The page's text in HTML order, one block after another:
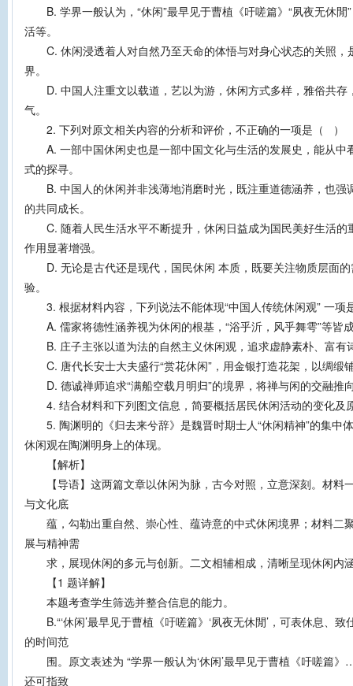
B. 学界一般认为，“休闲”最早见于曹植《吁嗟篇》“夙夜无休閒
活等。
C. 休闲浸透着人对自然乃至天命的体悟与对身心状态的关照，
界。
D. 中国人注重文以载道，艺以为游，休闲方式多样，雅俗共存
气。
2. 下列对原文相关内容的分析和评价，不正确的一项是（ ）
A. 一部中国休闲史也是一部中国文化与生活的发展史，能从中
式的探寻。
B. 中国人的休闲并非浅薄地消磨时光，既注重道德涵养，也强
的共同成长。
C. 随着人民生活水平不断提升，休闲日益成为国民美好生活的
作用显著增强。
D. 无论是古代还是现代，国民休闲 本质，既要关注物质层面的
验。
3. 根据材料内容，下列说法不能体现“中国人传统休闲观” 一
A. 儒家将德性涵养视为休闲的根基，“浴乎沂，风乎舞雩”等皆
B. 庄子主张以道为法的自然主义休闲观，追求虚静素朴、富有
C. 唐代长安士大夫盛行“赏花休闲”，用金银打造花架，以绸缎
D. 德诚禅师追求“满船空载月明归”的境界，将禅与闲的交融推
4. 结合材料和下列图文信息，简要概括居民休闲活动的变化及
5. 陶渊明的《归去来兮辞》是魏晋时期士人“休闲精神”的集中
休闲观在陶渊明身上的体现。
【解析】
【导语】这两篇文章以休闲为脉，古今对照，立意深刻。材料
与文化底
蕴，勾勒出重自然、崇心性、蕴诗意的中式休闲境界；材料二
展与精神需
求，展现休闲的多元与创新。二文相辅相成，清晰呈现休闲内
【1 题详解】
本题考查学生筛选并整合信息的能力。
B.“‘休闲’最早见于曹植《吁嗟篇》‘夙夜无休閒’，可表休息、致
的时间范
围。原文表述为 “学界一般认为‘休闲’最早见于曹植《吁嗟篇
还可指致